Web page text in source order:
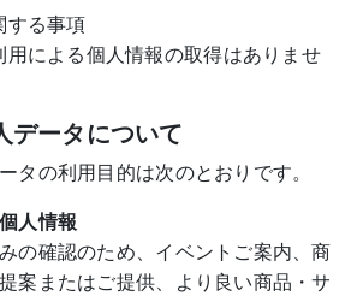
する事項
用による個人情報の取得はありませ
データについて
タの利用目的は次のとおりです。
人情報
の確認のため、イベントご案内、商
案またはご提供、より良い商品・サ